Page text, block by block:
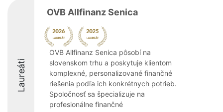
Laureáti
OVB Allfinanz Senica
OVB Allfinanz Senica pôsobí na
slovenskom trhu a poskytuje klientom
komplexné, personalizované finančné
riešenia podľa ich konkrétnych potrieb.
Spoločnosť sa špecializuje na
profesionálne finančné